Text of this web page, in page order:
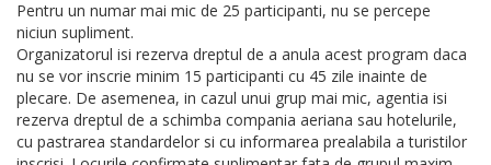
Pentru un numar mai mic de 25 participanti, nu se percepe
niciun supliment.
Organizatorul isi rezerva dreptul de a anula acest program daca
nu se vor inscrie minim 15 participanti cu 45 zile inainte de
plecare. De asemenea, in cazul unui grup mai mic, agentia isi
rezerva dreptul de a schimba compania aeriana sau hotelurile,
cu pastrarea standardelor si cu informarea prealabila a turistilor